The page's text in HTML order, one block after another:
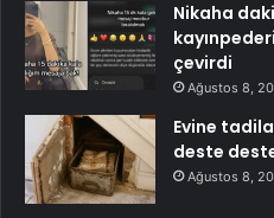
Nikaha
çevirdi
Ağustos 8,
Evine
deste
Ağustos 8,